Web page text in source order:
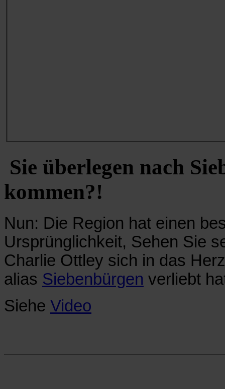
Sie überlegen nach
kommen?!
Nun: Die Region hat einen
Ursprünglichkeit, Sehen Sie
Charlie Ottley sich in das
alias Siebenbürgen verliebt
Siehe Video